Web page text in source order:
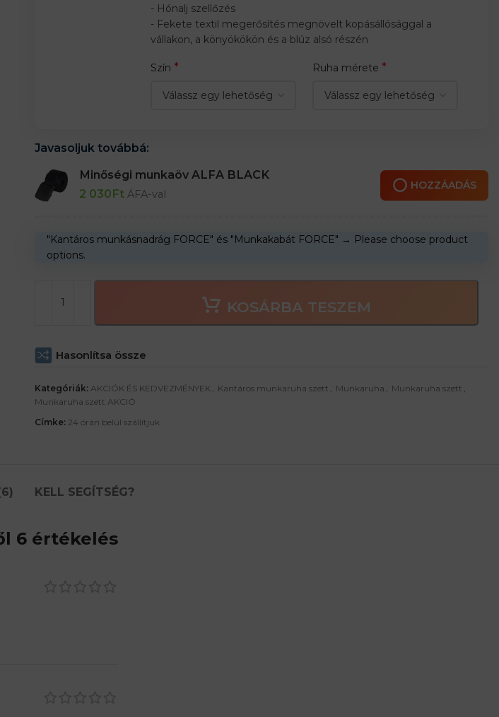
- Hónalj szellőzés
- Fekete textil megerősítés megnövelt kopásállósággal a
vállakon, a könyökökön és a blúz alsó részén
Szín * Ruha mérete *
Javasoljuk továbbá:
Minőségi munkaöv ALFA BLACK
2 030Ft ÁFA-val
HOZZÁADÁS
"Kantáros munkásnadrág FORCE" és "Munkakabát FORCE" → Please choose product
options.
KOSÁRBA TESZEM
Hasonlítsa össze
Kategóriák: AKCIÓK ÉS KEDVEZMÉNYEK Kantáros munkaruha szett Munkaruha Munkaruha szett
Munkaruha szett AKCIÓ
Címke: 24 órán belül szállítjuk
KELL SEGÍTSÉG?
6 értékelés